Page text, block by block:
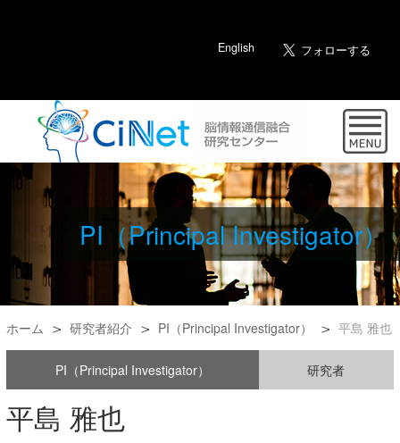
English
PI（Principal Investigator）
ホーム 研究者紹介 PI（Principal Investigator） 平島 雅也
PI（Principal Investigator） 研究者
平島 雅也